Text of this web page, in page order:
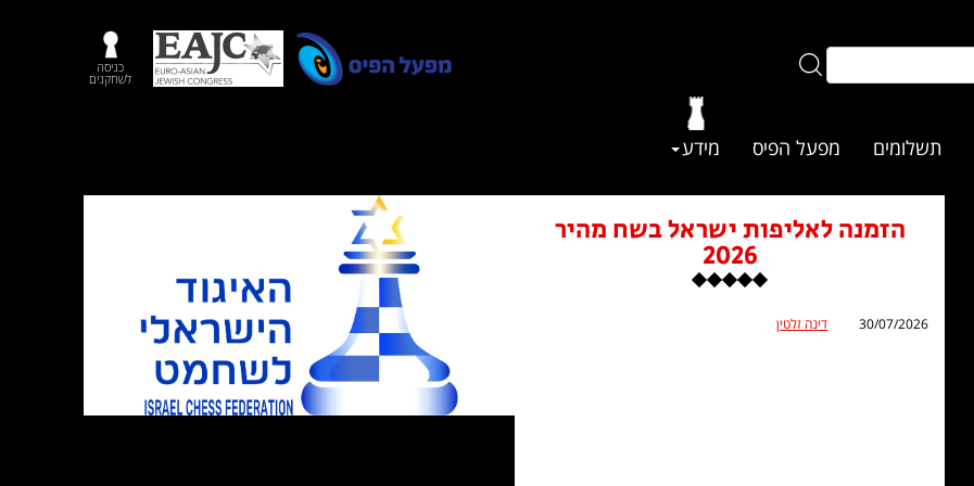
כניסה
לשחקנים
תשלומים מפעל הפיס מידע
הזמנה לאליפות ישראל בשח מהיר
2026
30/07/2026 דינה זלטין